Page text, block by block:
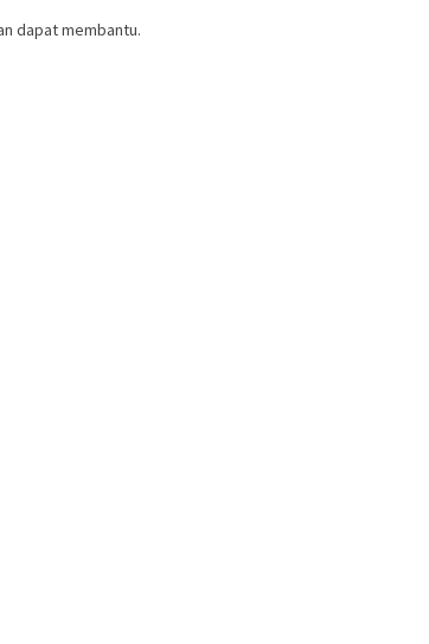
dapat membantu.